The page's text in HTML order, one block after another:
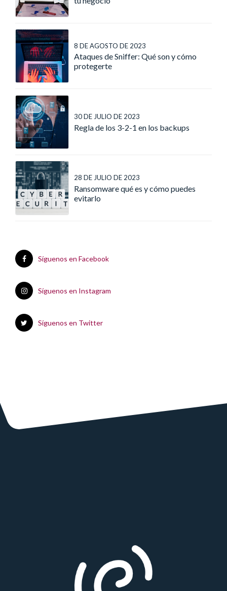
8 DE AGOSTO DE 2023
Ataques de Sniffer: Qué son y cómo
protegerte
30 DE JULIO DE 2023
Regla de los 3-2-1 en los backups
28 DE JULIO DE 2023
Ransomware qué es y cómo puedes
evitarlo
Síguenos en Facebook
Síguenos en Instagram
Síguenos en Twitter